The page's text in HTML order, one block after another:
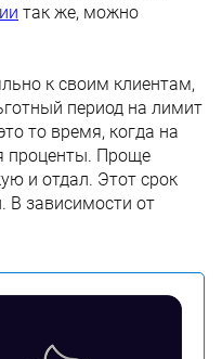
так же, можно
к своим клиентам,
период на лимит
то время, когда на
проценты. Проще
и отдал. Этот срок
В зависимости от